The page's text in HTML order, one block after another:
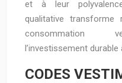
et à leur
qualitative
consommation
l’investissement
CODES